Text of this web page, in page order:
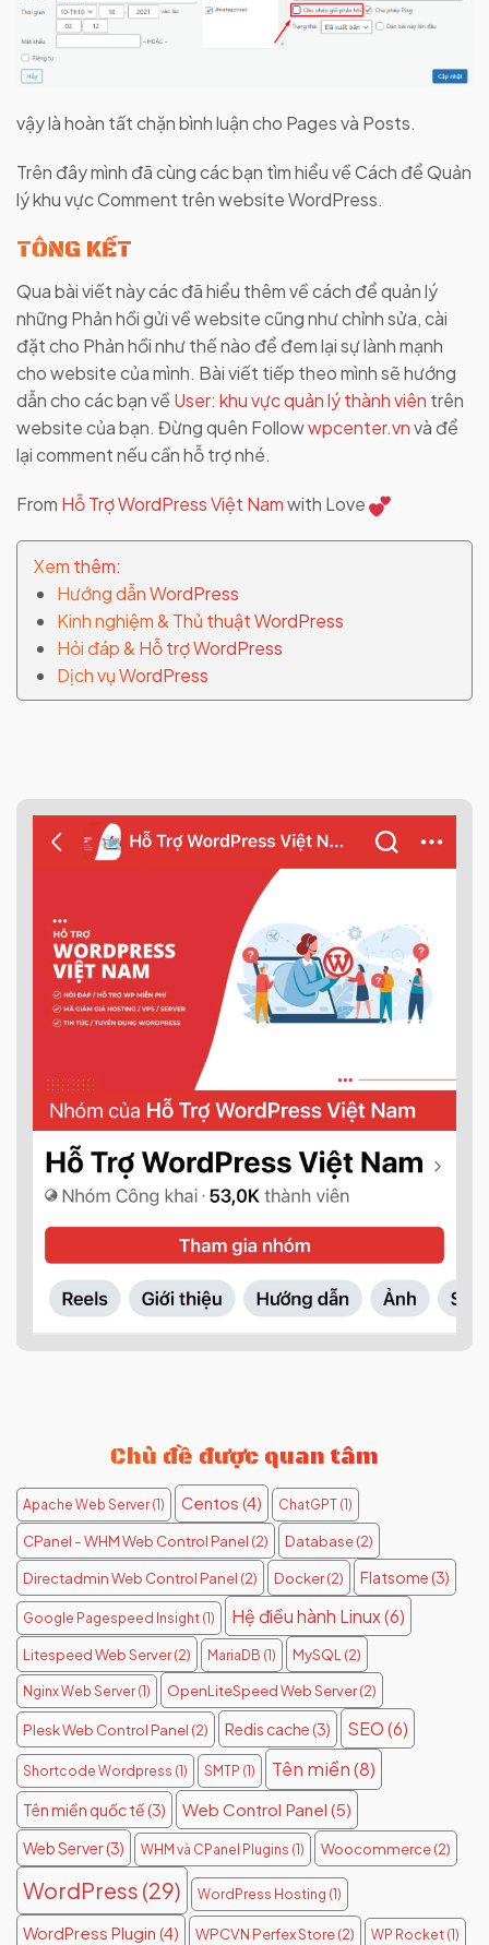
vậy là hoàn tất chặn bình luận cho Pages và Posts.
Trên đây mình đã cùng các bạn tìm hiểu về Cách để Quản
lý khu vực Comment trên website WordPress.
TỔNG KẾT
Qua bài viết này các đã hiểu thêm về cách để quản lý
những Phản hồi gửi về website cũng như chỉnh sửa, cài
đặt cho Phản hồi như thế nào để đem lại sự lành mạnh
cho website của mình. Bài viết tiếp theo mình sẽ hướng
dẫn cho các bạn về User: khu vực quản lý thành viên trên
website của bạn. Đừng quên Followwpcenter.vnvà để
lại comment nếu cần hỗ trợ nhé.
From Hỗ Trợ WordPress Việt Namwith Love
Xem thêm:
Hướng dẫn WordPress
Kinh nghiệm & Thủ thuật WordPress
Hỏi đáp & Hỗ trợ WordPress
Dịch vụ WordPress
Chủ đề được quan tâm
Apache Web Server (1) Centos (4) ChatGPT (1)
CPanel - WHM Web Control Panel (2) Database(2)
Directadmin Web Control Panel (2) Docker(2) Flatsome(3)
Google Pagespeed Insight (1) Hệ điều hành Linux(6)
Litespeed Web Server(2) MariaDB (1) MySQL (2)
Nginx Web Server (1) OpenLiteSpeed Web Server(2)
Plesk Web Control Panel (2) Redis cache(3) SEO (6)
Shortcode Wordpress (1) SMTP (1) Tên miền(8)
Tên miền quốc tế(3) Web Control Panel (5)
Web Server(3) WHM và CPanel Plugins (1) Woocommerce(2)
WordPress (29) WordPress Hosting (1)
WordPress Plugin (4) WPCVN Perfex Store(2) WP Rocket (1)